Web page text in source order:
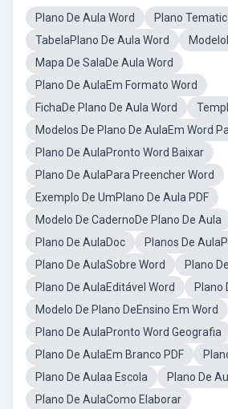
Plano De Aula Word
Plano
TabelaPlano De Aula Word
Mapa De SalaDe Aula Word
Plano De AulaEm Formato Word
FichaDe Plano De Aula Word
Modelos De Plano De AulaEm Word
Plano De AulaPronto Word Baixar
Plano De AulaPara Preencher Word
Exemplo De UmPlano De Aula PDF
Modelo De CadernoDe Plano De Aula
Plano De AulaDoc
Planos De
Plano De AulaSobre Word
Plano
Plano De AulaEditável Word
Plano
Modelo De Plano DeEnsino Em Word
Plano De AulaPronto Word Geografia
Plano De AulaEm Branco PDF
Plano De Aulaa Escola
Plano De
Plano De AulaComo Elaborar